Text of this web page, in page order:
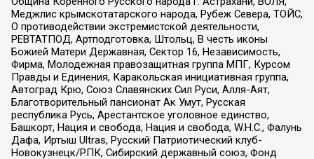
Меджлис крымскотатарского народа, Рубеж Севера, ТОЙС,
О противодействии экстремистской деятельности,
РЕВТАТПОД, Артподготовка, Штольц, В честь иконы
Божией Матери Державная, Сектор 16, Независимость,
Фирма, Молодежная правозащитная группа МПГ, Курсом
Правды и Единения, Каракольская инициативная группа,
Автоград Крю, Союз Славянских Сил Руси, Алля-Аят,
Благотворительный пансионат Ак Умут, Русская
республика Русь, Арестантское уголовное единство,
Башкорт, Нация и свобода, Нация и свобода, W.H.С., Фалунь
Дафа, Иртыш Ultras, Русский Патриотический клуб-
Новокузнецк/РПК, Сибирский державный союз, Фонд